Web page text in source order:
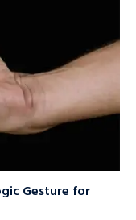
Gesture for